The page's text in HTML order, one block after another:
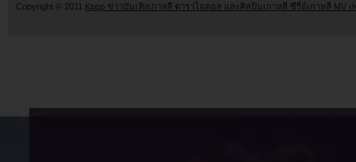
Copyright © 2011 Kpop ข่าวบันเทิงเกาหลี ดาราไอดอล และศิลปินเกาหลี ซีรี่ย์เกาหลี MV